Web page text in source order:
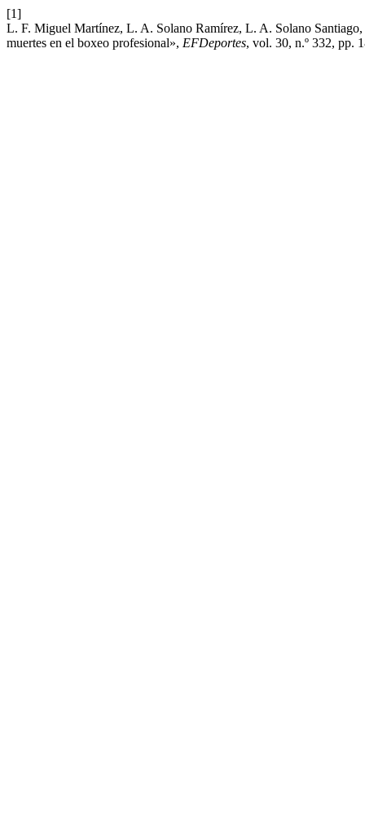
[1]
L. F. Miguel Martínez, L. A. Solano Ramírez, L. A. Solano
muertes en el boxeo profesional», EFDeportes, vol. 30, n.º 332, pp.